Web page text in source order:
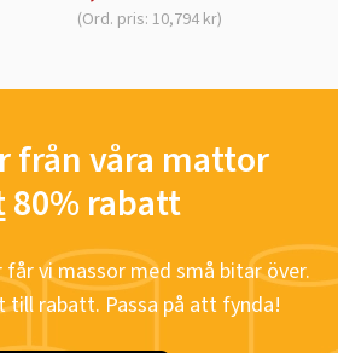
(Ord. pris: 10,794 kr)
från våra mattor
80% rabatt
vi massor med små bitar över.
till rabatt. Passa på att fynda!